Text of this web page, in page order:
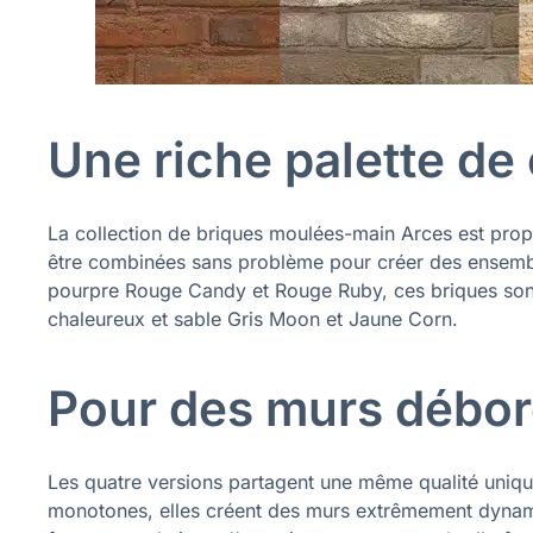
Une riche palette
La collection de briques moulées-main Arces est
être combinées sans problème pour créer des
pourpre Rouge Candy et Rouge Ruby, ces briques
chaleureux et sable Gris Moon et Jaune Corn.
Pour des murs
Les quatre versions partagent une même qualité
monotones, elles créent des murs extrêmement